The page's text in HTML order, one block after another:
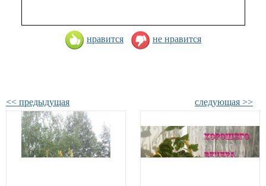
нравится не нравится
<< предыдущая следующая >>